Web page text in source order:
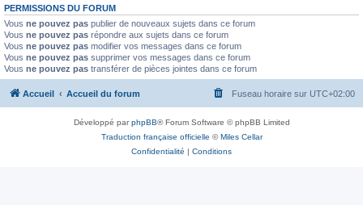
PERMISSIONS DU FORUM
Vous ne pouvez pas publier de nouveaux sujets dans ce forum
Vous ne pouvez pas répondre aux sujets dans ce forum
Vous ne pouvez pas modifier vos messages dans ce forum
Vous ne pouvez pas supprimer vos messages dans ce forum
Vous ne pouvez pas transférer de pièces jointes dans ce forum
Accueil Accueil du forum Fuseau horaire sur UTC+02:00
Développé parphpBB® Forum Software © phpBB Limited
Traduction française officielle ©Miles Cellar
Confidentialité | Conditions